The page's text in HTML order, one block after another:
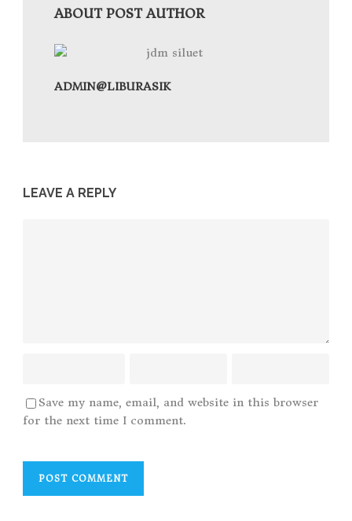
ABOUT POST AUTHOR
ADMIN@LIBURASIK
LEAVE A REPLY
Save my name, email, and website in this browser
for the next time I comment.